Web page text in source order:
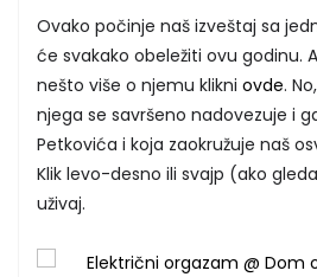
Ovako počinje naš izveštaj sa
će svakako obeležiti ovu godinu.
nešto više o njemu klikni ovde.
njega se savršeno nadovezuje i
Petkovića i koja zaokružuje naš
Klik levo-desno ili svajp (ako
uživaj.